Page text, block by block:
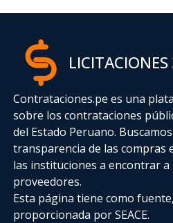
LICITACIONES
Contrataciones.pe es una
sobre los contrataciones
del Estado Peruano.
transparencia de las compras
las instituciones a encontrar a
proveedores.
Esta página tiene como
proporcionada por SEACE.